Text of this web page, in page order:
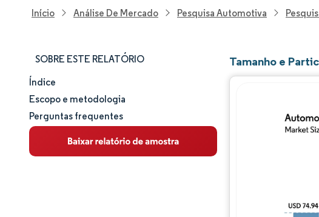
Início Análise De Mercado Pesquisa Automotiva
SOBRE ESTE RELATÓRIO
Tamanho e participação de mercado
Análise de mercado
Tendências e insights
Índice
Escopo e metodologia
Perguntas frequentes
Tamanho e